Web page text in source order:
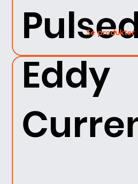
Eddy
Se produkter